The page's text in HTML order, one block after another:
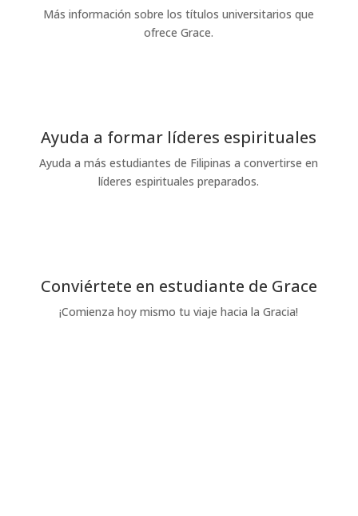
Más información sobre los títulos universitarios que
ofrece Grace.
Ayuda a formar líderes espirituales
Ayuda a más estudiantes de Filipinas a convertirse en
líderes espirituales preparados.
Conviértete en estudiante de Grace
¡Comienza hoy mismo tu viaje hacia la Gracia!